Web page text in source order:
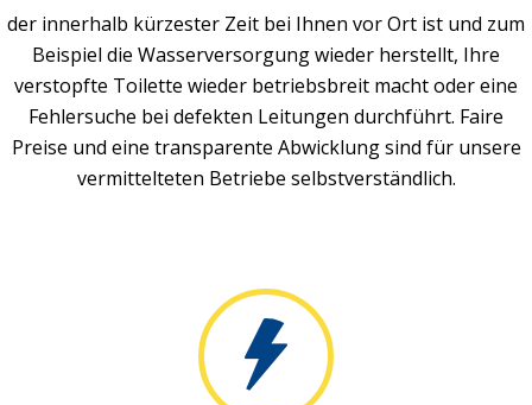
der innerhalb kürzester Zeit bei Ihnen vor Ort ist und zum
Beispiel die Wasserversorgung wieder herstellt, Ihre
verstopfte Toilette wieder betriebsbreit macht oder eine
Fehlersuche bei defekten Leitungen durchführt. Faire
Preise und eine transparente Abwicklung sind für unsere
vermittelteten Betriebe selbstverständlich.